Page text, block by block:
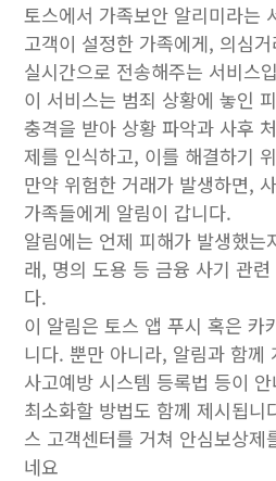
토스에서 가족보안 알리미라는
고객이 설정한 가족에게, 의심
실시간으로 전송해주는 서비스
이 서비스는 범죄 상황에 놓인
충격을 받아 상황 파악과 사후
제를 인식하고, 이를 해결하기
만약 위험한 거래가 발생하면,
가족들에게 알림이 갑니다.
알림에는 언제 피해가 발생했는
래, 명의 도용 등 금융 사기 관
다.
이 알림은 토스 앱 푸시 혹은 카
니다. 뿐만 아니라, 알림과 함께
사고예방 시스템 등록법 등이
최소화할 방법도 함께 제시됩니
스 고객센터를 거쳐 안심보상
네요